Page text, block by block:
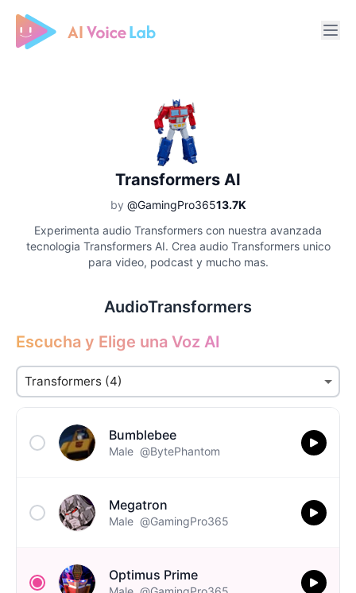
Free AI Cover & AI Voice Over
Transformers AI
by @GamingPro36513.7K
Experimenta audio Transformers con nuestra avanzada
tecnologia Transformers AI. Crea audio Transformers unico
para video, podcast y mucho mas.
AudioTransformers
Escucha y Elige una Voz AI
Bumblebee
Male @BytePhantom
Megatron
Male @GamingPro365
Optimus Prime